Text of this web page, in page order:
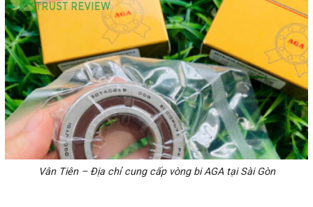
Vân Tiên – Địa chỉ cung cấp vòng bi AGA tại Sài Gòn